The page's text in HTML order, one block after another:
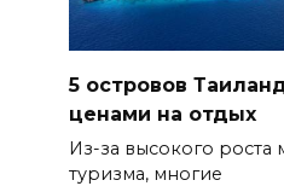
5 островов
ценами на отдых
Из-за высокого
туризма, многие